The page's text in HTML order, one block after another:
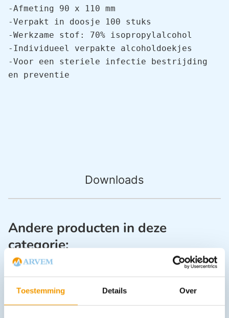
Toestemming Details Over
Downloads
-Afmeting 90 x 110 mm
-Verpakt in doosje 100 stuks
-Werkzame stof: 70% isopropylalcohol
-Individueel verpakte alcoholdoekjes
-Voor een steriele infectie bestrijding
en preventie
Andere producten in deze
categorie: